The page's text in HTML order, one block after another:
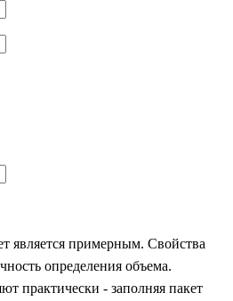
является примерным. Свойства
определения объема.
практически - заполняя пакет